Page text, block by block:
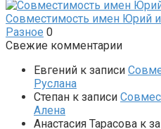
Совместимость имен Юрий
Разное 0
Свежие комментарии
Евгений к записи
Руслана
Степан к записи
Алена
Анастасия Тарасова к